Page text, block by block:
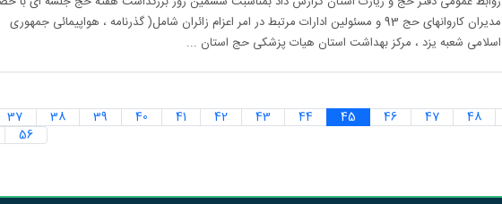
مدیران کاروانهای حج 93 و مسئولین ادارات مرتبط در امر اعزام زائران شامل( گذرنامه ، هواپیمائی جمهوری
اسلامی شعبه یزد ، مرکز بهداشت استان هیات پزشکی حج استان ...
37 38 39 40 41 42 43 44 45 46 47 48
56